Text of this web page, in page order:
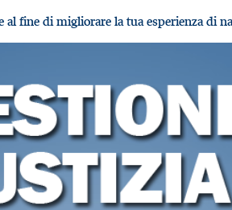
fine di migliorare la tua esperienza di